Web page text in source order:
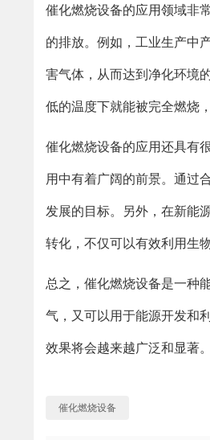
催化燃烧设备的应用领域非
的排放。例如，工业生产中
害气体，从而达到净化环境
低的温度下就能被完全燃烧
催化燃烧设备的应用还具有
用中有着广阔的前景。通过
发展的目标。另外，在新能
转化，不仅可以有效利用生
总之，催化燃烧设备是一种
气，又可以用于能源开发和
效果将会越来越广泛和显著。
催化燃烧设备